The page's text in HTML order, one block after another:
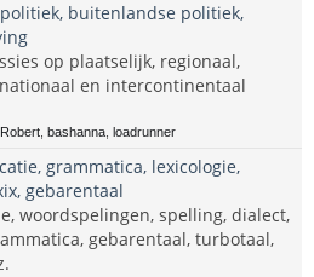
buitenlandse politiek,
op plaatselijk, regionaal,
en intercontinentaal
Robert bashanna loadrunner
grammatica, lexicologie,
gebarentaal
woordspelingen, spelling, dialect,
gebarentaal, turbotaal,